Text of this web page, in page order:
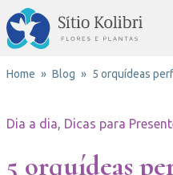
Home Blog 5 orquídeas
Dia a dia, Dicas para
5 orquídeas